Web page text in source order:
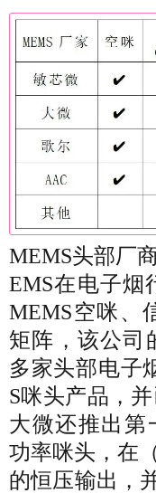
MEMS头部厂
EMS在电子烟
MEMS空咪、
矩阵，该公司
多家头部电子
S咪头产品，
大微还推出第
功率咪头，在
的恒压输出，